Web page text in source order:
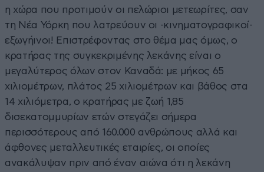
η χώρα που προτιμούν οι πελώριοι μετεωρίτες, σαν
τη Νέα Υόρκη που λατρεύουν οι -κινηματογραφικοί-
εξωγήινοι! Επιστρέφοντας στο θέμα μας όμως, ο
κρατήρας της συγκεκριμένης λεκάνης είναι ο
μεγαλύτερος όλων στον Καναδά: με μήκος 65
χιλιομέτρων, πλάτος 25 χιλιομέτρων και βάθος στα
14 χιλιόμετρα, ο κρατήρας με ζωή 1,85
δισεκατομμυρίων ετών στεγάζει σήμερα
περισσότερους από 160.000 ανθρώπους αλλά και
άφθονες μεταλλευτικές εταιρίες, οι οποίες
ανακάλυψαν πριν από έναν αιώνα ότι η λεκάνη